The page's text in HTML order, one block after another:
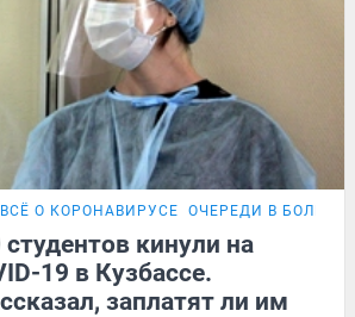
ВСЁ О КОРОНАВИРУСЕ ОЧЕРЕДИ В
кинули на
19 в Кузбассе.
заплатят ли им